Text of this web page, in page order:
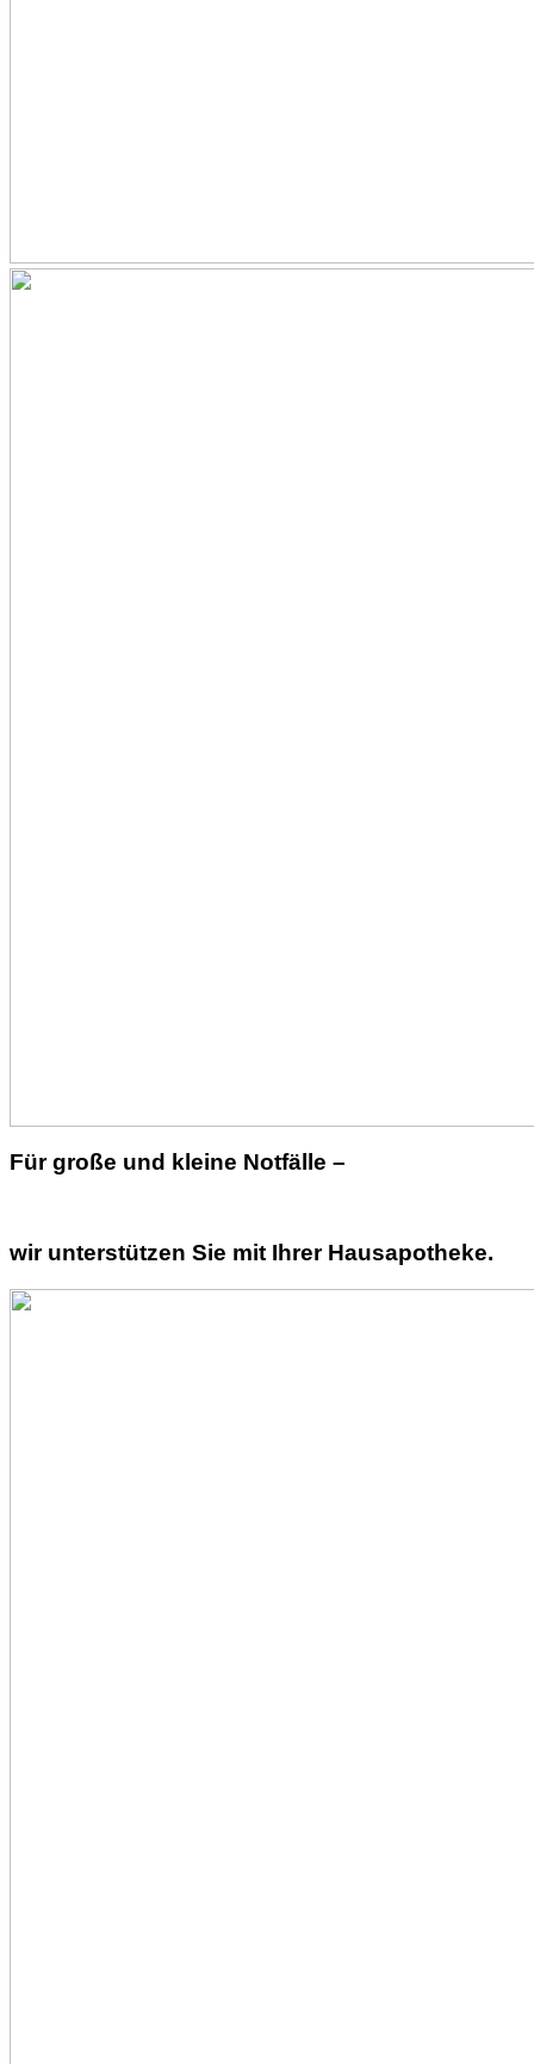
Für große und kleine Notfälle –
wir unterstützen Sie mit Ihrer Hausapotheke.